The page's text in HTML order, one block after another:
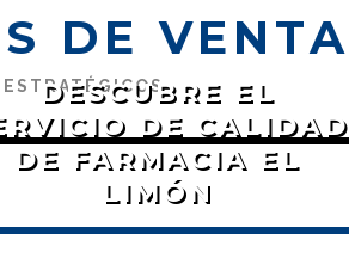
DE VENTA
DESCUBRE EL
DE CALIDAD
DE FARMACIA EL
LIMÓN